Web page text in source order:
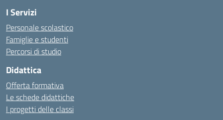
I Servizi
Personale scolastico
Famiglie e studenti
Percorsi di studio
Didattica
Offerta formativa
Le schede didattiche
I progetti delle classi